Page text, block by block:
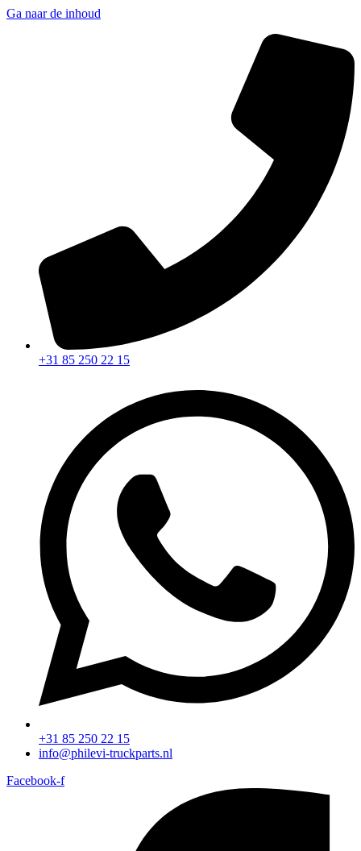
Ga naar de inhoud
+31 85 250 22 15
+31 85 250 22 15
info@philevi-truckparts.nl
Facebook-f